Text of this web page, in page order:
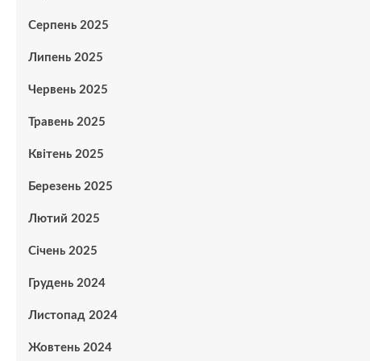
Серпень 2025
Липень 2025
Червень 2025
Травень 2025
Квітень 2025
Березень 2025
Лютий 2025
Січень 2025
Грудень 2024
Листопад 2024
Жовтень 2024